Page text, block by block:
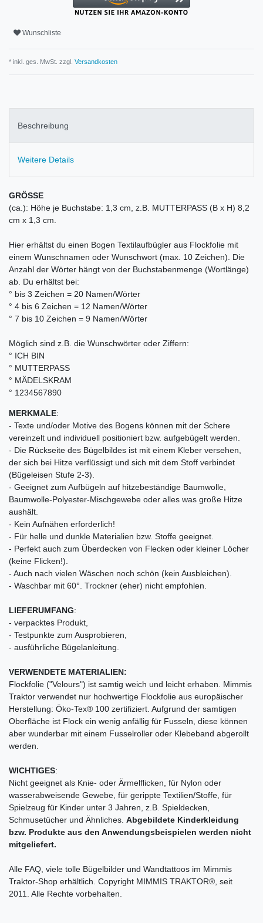
Wunschliste
* inkl. ges. MwSt. zzgl. Versandkosten
Beschreibung
Weitere Details
GRÖSSE
(ca.): Höhe je Buchstabe: 1,3 cm, z.B. MUTTERPASS (B x H) 8,2
cm x 1,3 cm.
Hier erhältst du einen Bogen Textilaufbügler aus Flockfolie mit
einem Wunschnamen oder Wunschwort (max. 10 Zeichen). Die
Anzahl der Wörter hängt von der Buchstabenmenge (Wortlänge)
ab. Du erhältst bei:
° bis 3 Zeichen = 20 Namen/Wörter
° 4 bis 6 Zeichen = 12 Namen/Wörter
° 7 bis 10 Zeichen = 9 Namen/Wörter
Möglich sind z.B. die Wunschwörter oder Ziffern:
° ICH BIN
° MUTTERPASS
° MÄDELSKRAM
° 1234567890
MERKMALE:
- Texte und/oder Motive des Bogens können mit der Schere
vereinzelt und individuell positioniert bzw. aufgebügelt werden.
- Die Rückseite des Bügelbildes ist mit einem Kleber versehen,
der sich bei Hitze verflüssigt und sich mit dem Stoff verbindet
(Bügeleisen Stufe 2-3).
- Geeignet zum Aufbügeln auf hitzebeständige Baumwolle,
Baumwolle-Polyester-Mischgewebe oder alles was große Hitze
aushält.
- Kein Aufnähen erforderlich!
- Für helle und dunkle Materialien bzw. Stoffe geeignet.
- Perfekt auch zum Überdecken von Flecken oder kleiner Löcher
(keine Flicken!).
- Auch nach vielen Wäschen noch schön (kein Ausbleichen).
- Waschbar mit 60°. Trockner (eher) nicht empfohlen.
LIEFERUMFANG:
- verpacktes Produkt,
- Testpunkte zum Ausprobieren,
- ausführliche Bügelanleitung.
VERWENDETE MATERIALIEN:
Flockfolie ("Velours") ist samtig weich und leicht erhaben. Mimmis
Traktor verwendet nur hochwertige Flockfolie aus europäischer
Herstellung: Öko-Tex® 100 zertifiziert. Aufgrund der samtigen
Oberfläche ist Flock ein wenig anfällig für Fusseln, diese können
aber wunderbar mit einem Fusselroller oder Klebeband abgerollt
werden.
WICHTIGES:
Nicht geeignet als Knie- oder Ärmelflicken, für Nylon oder
wasserabweisende Gewebe, für gerippte Textilien/Stoffe, für
Spielzeug für Kinder unter 3 Jahren, z.B. Spieldecken,
Schmusetücher und Ähnliches. Abgebildete Kinderkleidung
bzw. Produkte aus den Anwendungsbeispielen werden nicht
mitgeliefert.
Alle FAQ, viele tolle Bügelbilder und Wandtattoos im Mimmis
Traktor-Shop erhältlich. Copyright MIMMIS TRAKTOR®, seit
2011. Alle Rechte vorbehalten.